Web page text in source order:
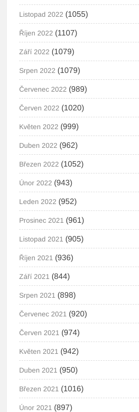
Listopad 2022 (1055)
Říjen 2022 (1107)
Září 2022 (1079)
Srpen 2022 (1079)
Červenec 2022 (989)
Červen 2022 (1020)
Květen 2022 (999)
Duben 2022 (962)
Březen 2022 (1052)
Únor 2022 (943)
Leden 2022 (952)
Prosinec 2021 (961)
Listopad 2021 (905)
Říjen 2021 (936)
Září 2021 (844)
Srpen 2021 (898)
Červenec 2021 (920)
Červen 2021 (974)
Květen 2021 (942)
Duben 2021 (950)
Březen 2021 (1016)
Únor 2021 (897)